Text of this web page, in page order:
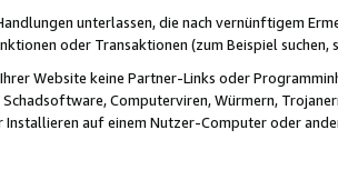
unterlassen, die nach vernünftigem
oder Transaktionen (zum Beispiel
Website keine Partner-Links oder
Computerviren, Würmern,
Installieren auf einem Nutzer-Computer oder